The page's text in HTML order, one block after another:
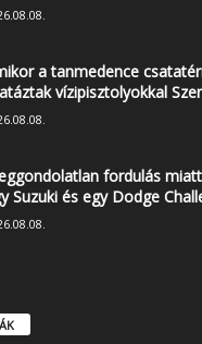
a tanmedence
vízipisztolyokkal
fordulás
Suzuki és egy Dodge